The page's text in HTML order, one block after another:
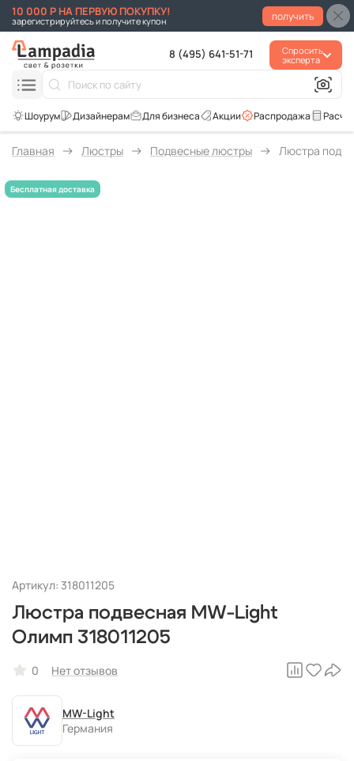
10 000 Р НА ПЕРВУЮ ПОКУПКУ!
зарегистрируйтесь и получите купон получить
8 (495) 641-51-71
Спросить
эксперта
Распродажа
Акции
Для бизнеса
Главная Люстры Подвесные люстры Люстра
Артикул: 318011205
Люстра подвесная MW-Light
Олимп 318011205
0 Нет отзывов
MW-Light
Германия